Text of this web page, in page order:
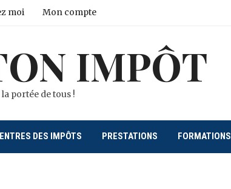
moi Mon compte
IMPÔT
portée de tous !
DES IMPÔTS PRESTATIONS FORMATIONS